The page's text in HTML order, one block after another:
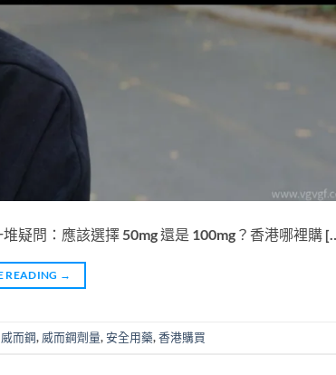
疑問：應該選擇 50mg 還是 100mg？香港哪裡購
READING →
威而鋼, 威而鋼劑量,安全用藥,香港購買